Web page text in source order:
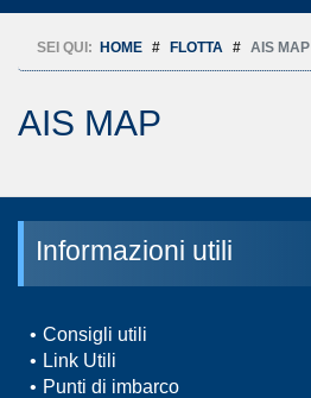
SEI QUI: HOME FLOTTA AIS MAP
AIS MAP
Informazioni utili
Consigli utili
Link Utili
Punti di imbarco